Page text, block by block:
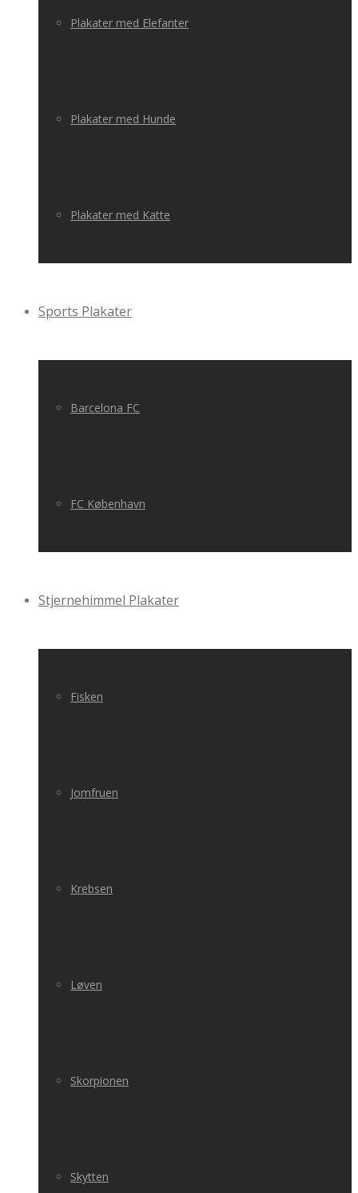
Plakater med Elefanter
Plakater med Hunde
Plakater med Katte
Sports Plakater
Barcelona FC
FC København
Stjernehimmel Plakater
Fisken
Jomfruen
Krebsen
Løven
Skorpionen
Skytten